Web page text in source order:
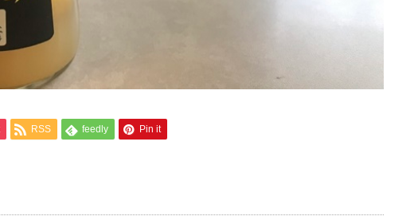
RSS feedly Pin it